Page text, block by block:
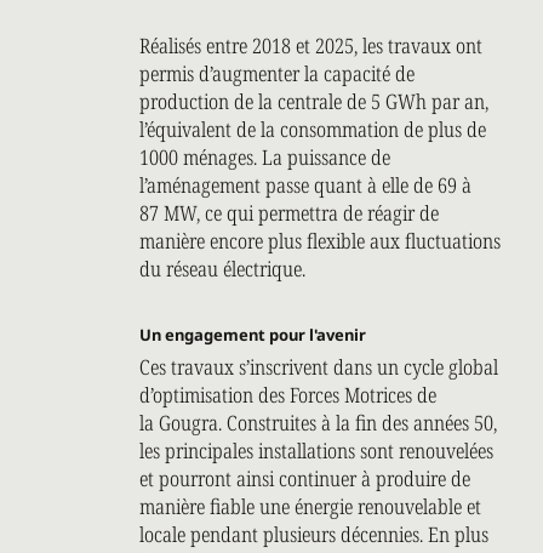
Réalisés entre 2018 et 2025, les travaux ont
permis d’augmenter la capacité de
production de la centrale de 5 GWh par an,
l’équivalent de la consommation de plus de
1000 ménages. La puissance de
l’aménagement passe quant à elle de 69 à
87 MW, ce qui permettra de réagir de
manière encore plus flexible aux fluctuations
du réseau électrique.
Un engagement pour l'avenir
Ces travaux s’inscrivent dans un cycle global
d’optimisation des Forces Motrices de
la Gougra. Construites à la fin des années 50,
les principales installations sont renouvelées
et pourront ainsi continuer à produire de
manière fiable une énergie renouvelable et
locale pendant plusieurs décennies. En plus